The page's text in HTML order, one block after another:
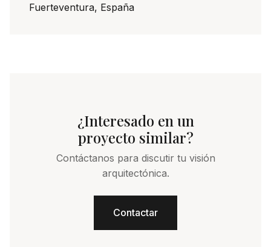
Fuerteventura, España
¿Interesado en un
proyecto similar?
Contáctanos para discutir tu visión
arquitectónica.
Contactar